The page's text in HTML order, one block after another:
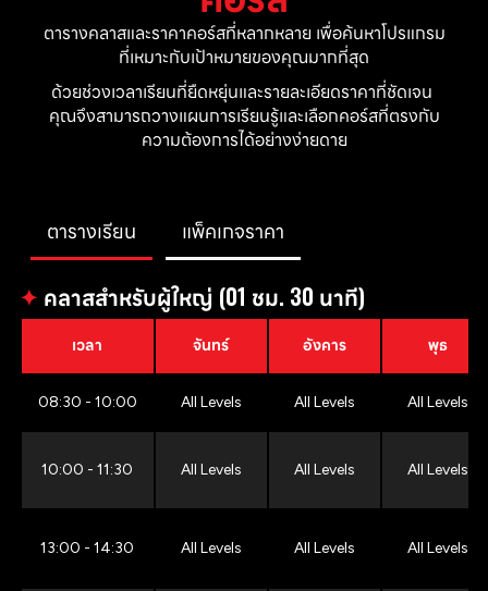
ตารางคลาสและราคาคอร์สที่หลากหลาย เพื่อค้นหาโปรแกรม
ที่เหมาะกับเป้าหมายของคุณมากที่สุด
ด้วยช่วงเวลาเรียนที่ยืดหยุ่นและรายละเอียดราคาที่ชัดเจน
คุณจึงสามารถวางแผนการเรียนรู้และเลือกคอร์สที่ตรงกับ
ความต้องการได้อย่างง่ายดาย
ตารางเรียน แพ็คเกจราคา
✦ คลาสสำหรับผู้ใหญ่ (01 ชม. 30 นาที)
เวลา จันทร์ อังคาร พุธ
08:30 - 10:00 All Levels All Levels All Levels
10:00 - 11:30 All Levels All Levels All Levels
13:00 - 14:30 All Levels All Levels All Levels